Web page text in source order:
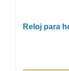
Reloj para